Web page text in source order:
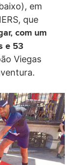
em
que
com um
e 53
Viegas